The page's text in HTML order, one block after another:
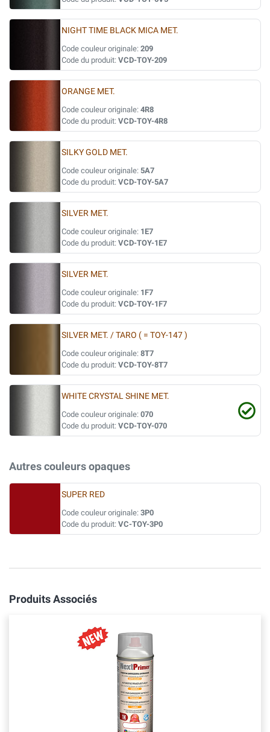
NIGHT TIME BLACK MICA MET.
Code couleur originale: 209
Code du produit: VCD-TOY-209
ORANGE MET.
Code couleur originale: 4R8
Code du produit: VCD-TOY-4R8
SILKY GOLD MET.
Code couleur originale: 5A7
Code du produit: VCD-TOY-5A7
SILVER MET.
Code couleur originale: 1E7
Code du produit: VCD-TOY-1E7
SILVER MET.
Code couleur originale: 1F7
Code du produit: VCD-TOY-1F7
SILVER MET. / TARO ( = TOY-147 )
Code couleur originale: 8T7
Code du produit: VCD-TOY-8T7
WHITE CRYSTAL SHINE MET.
Code couleur originale: 070
Code du produit: VCD-TOY-070
Autres couleurs opaques
SUPER RED
Code couleur originale: 3P0
Code du produit: VC-TOY-3P0
Produits Associés